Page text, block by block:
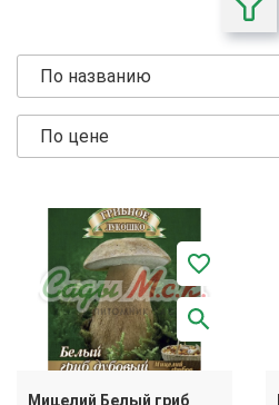
По названию
По цене
Мицелий Белый гриб